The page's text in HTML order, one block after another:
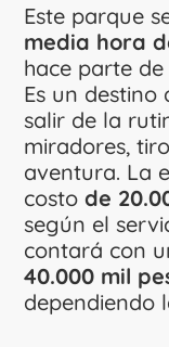
Este parque
media hora
hace parte
Es un
salir de la
miradores,
aventura. La
costode
según el
contará con
40.000 mil
dependiendo